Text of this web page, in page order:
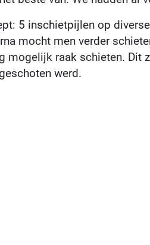
5 inschietpijlen op
mocht men verder
mogelijk raak schieten. Dit
werd.